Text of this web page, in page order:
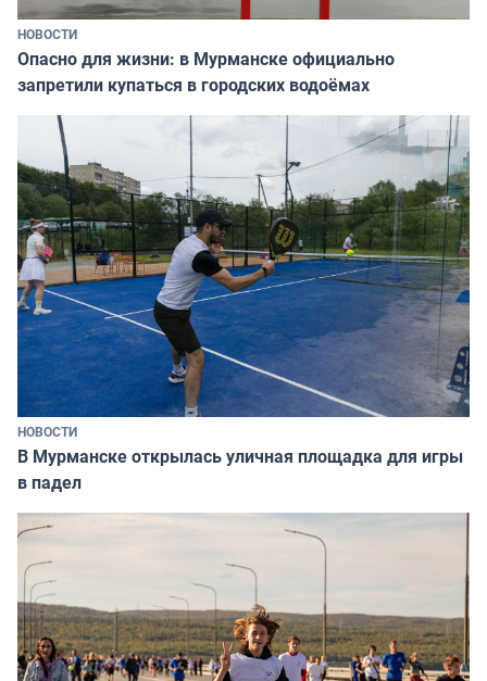
НОВОСТИ
Опасно для жизни: в Мурманске официально
запретили купаться в городских водоёмах
НОВОСТИ
В Мурманске открылась уличная площадка для игры
в падел